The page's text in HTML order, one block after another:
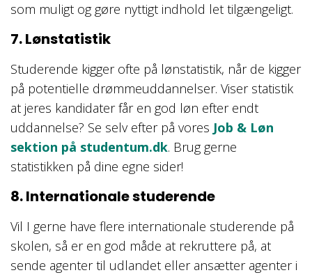
som muligt og gøre nyttigt indhold let tilgængeligt.
7. Lønstatistik
Studerende kigger ofte på lønstatistik, når de kigger
på potentielle drømmeuddannelser. Viser statistik
at jeres kandidater får en god løn efter endt
uddannelse? Se selv efter på vores Job & Løn
sektion på studentum.dk. Brug gerne
statistikken på dine egne sider!
8. Internationale studerende
Vil I gerne have flere internationale studerende på
skolen, så er en god måde at rekruttere på, at
sende agenter til udlandet eller ansætter agenter i